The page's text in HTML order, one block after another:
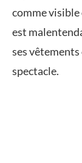
comme visible
est
ses vêtements
spectacle.